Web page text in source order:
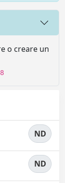
o creare un
ND
ND